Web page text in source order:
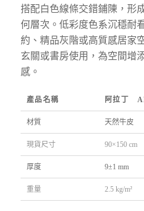
搭配白色線條交錯鋪陳，形
何層次。低彩度色系沉穩耐
約、精品灰階或高質感居家
玄關或書房使用，為空間增
感。
產品名稱 阿拉丁
材質 天然牛皮
現貨尺寸 90×150 cm
厚度 9±1 mm
重量 2.5 kg/m²